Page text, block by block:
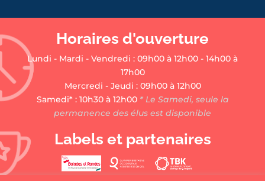
Horaires d'ouverture
Lundi - Mardi - Vendredi : 09h00 à 12h00 - 14h00 à
17h00
Mercredi - Jeudi : 09h00 à 12h00
Samedi* : 10h30 à 12h00* Le Samedi, seule la
permanence des élus est disponible
Labels et partenaires